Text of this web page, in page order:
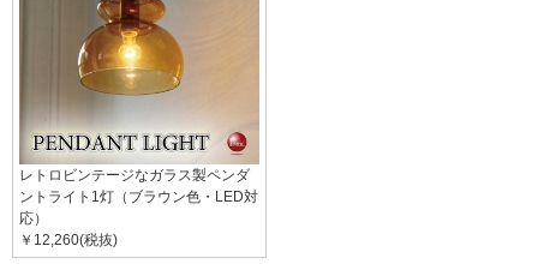
レトロビンテージなガラス製ペンダ
ントライト1灯（ブラウン色・LED対
応）
￥12,260(税抜)